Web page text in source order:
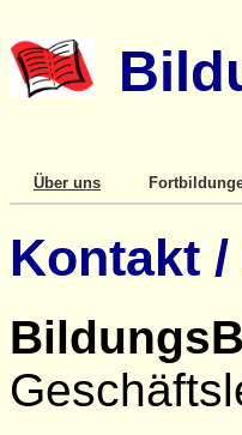
Über uns
Kontakt